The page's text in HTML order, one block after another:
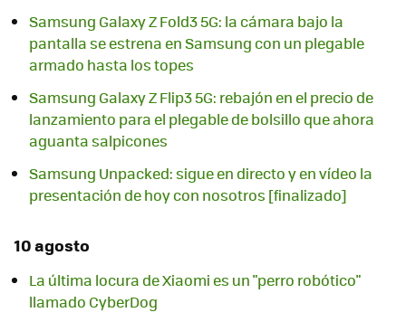
Samsung Galaxy Z Fold3 5G: la cámara bajo la
pantalla se estrena en Samsung con un plegable
armado hasta los topes
Samsung Galaxy Z Flip3 5G: rebajón en el precio de
lanzamiento para el plegable de bolsillo que ahora
aguanta salpicones
Samsung Unpacked: sigue en directo y en vídeo la
presentación de hoy con nosotros [finalizado]
10 agosto
La última locura de Xiaomi es un "perro robótico"
llamado CyberDog